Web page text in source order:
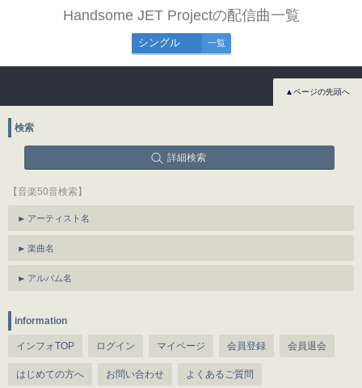
Handsome JET Projectの配信曲一覧
シングル 一覧
▲ページの先頭へ
検索
詳細検索
【音楽50音検索】
アーティスト名
楽曲名
アルバム名
information
インフォTOP ログイン マイページ 会員登録 会員退会
はじめての方へ お問い合わせ よくあるご質問